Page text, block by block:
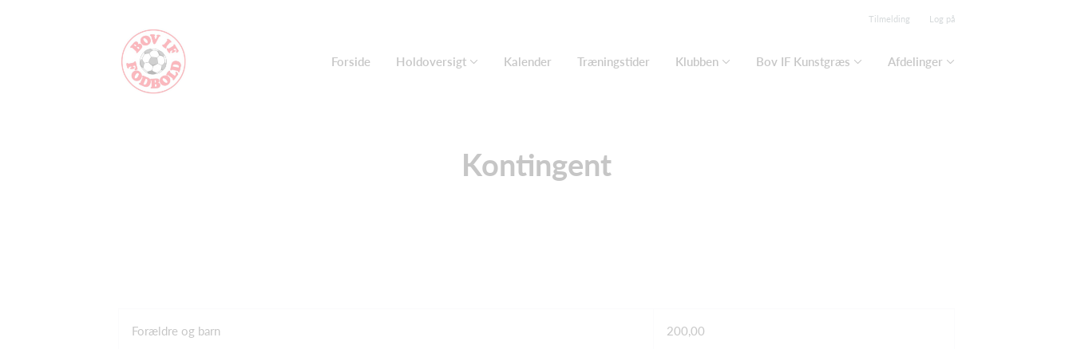
Tilmelding Log på
Forside Holdoversigt Kalender Træningstider Klubben Bov IF Kunstgræs Afdelinger
Kontingent
Forældre og barn 200,00